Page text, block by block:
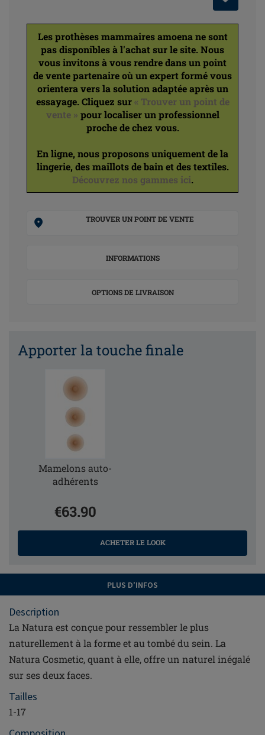
Les prothèses mammaires amoena ne sont
pas disponibles à l'achat sur le site. Nous
vous invitons à vous rendre dans un point
de vente partenaire où un expert formé vous
orientera vers la solution adaptée après un
essayage. Cliquez sur« Trouver un point de
vente » pour localiser un professionnel
proche de chez vous.
En ligne, nous proposons uniquement de la
lingerie, des maillots de bain et des textiles.
Découvrez nos gammes ici.
TROUVER UN POINT DE VENTE
INFORMATIONS
OPTIONS DE LIVRAISON
Apporter la touche finale
Mamelons auto-
adhérents
€63.90
ACHETER LE LOOK
PLUS D'INFOS
Description
La Natura est conçue pour ressembler le plus
naturellement à la forme et au tombé du sein. La
Natura Cosmetic, quant à elle, offre un naturel inégalé
sur ses deux faces.
Tailles
1-17